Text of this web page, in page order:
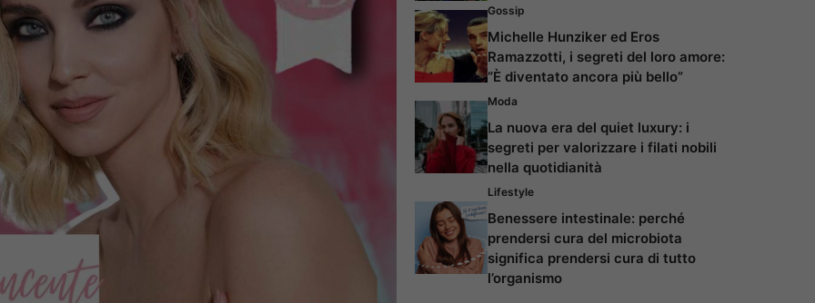
Gossip
Michelle Hunziker ed Eros
Ramazzotti, i segreti del loro amore:
“È diventato ancora più bello”
Moda
La nuova era del quiet luxury: i
segreti per valorizzare i filati nobili
nella quotidianità
Lifestyle
Benessere intestinale: perché
prendersi cura del microbiota
significa prendersi cura di tutto
l’organismo